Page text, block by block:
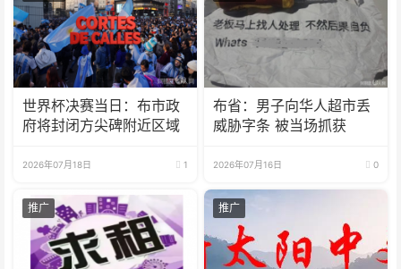
世界杯决赛当日：布市政
府将封闭方尖碑附近区域
2026年07月18日 1
布省：男子向华人超市丢
威胁字条 被当场抓获
2026年07月16日 0
推广 推广